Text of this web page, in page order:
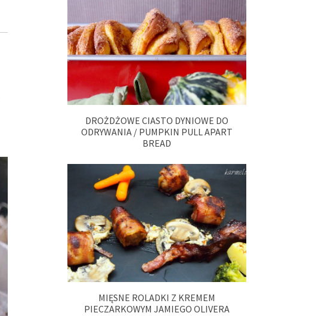
DROŻDŻOWE CIASTO DYNIOWE DO
ODRYWANIA / PUMPKIN PULL APART
BREAD
MIĘSNE ROLADKI Z KREMEM
PIECZARKOWYM JAMIEGO OLIVERA